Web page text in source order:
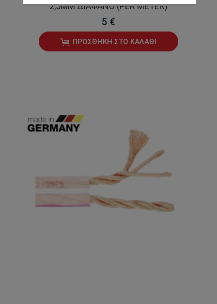
2,5MM ΔΙΆΦΑΝΟ (PER METER)
5 €
ΠΡΟΣΘΉΚΗ ΣΤΟ ΚΑΛΆΘΙ